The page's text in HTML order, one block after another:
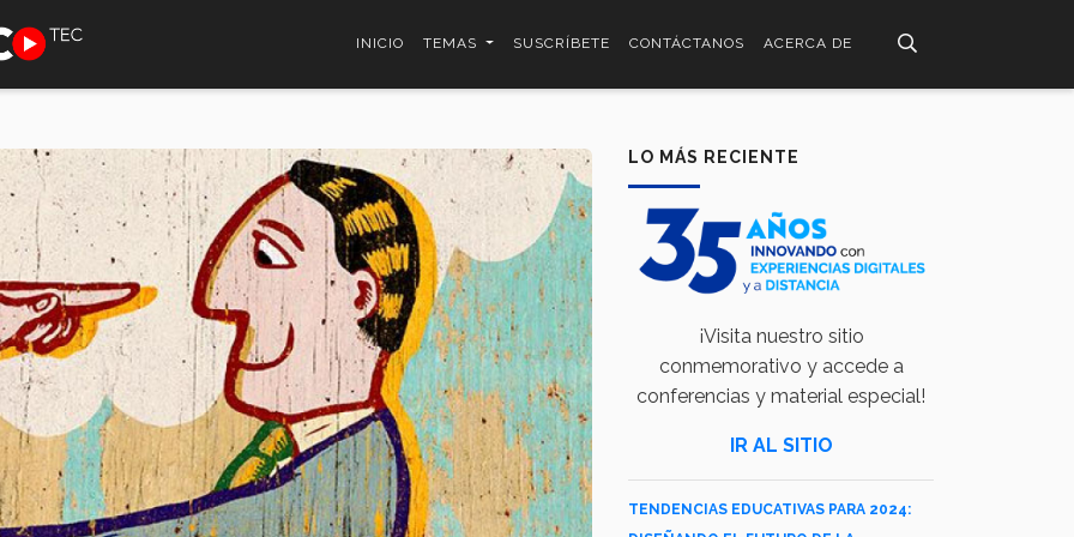
INICIO TEMAS SUSCRÍBETE CONTÁCTANOS ACERCA DE
LO MÁS RECIENTE
¡Visita nuestro sitio
conmemorativo y accede a
conferencias y material especial!
IR AL SITIO
TENDENCIAS EDUCATIVAS PARA 2024: